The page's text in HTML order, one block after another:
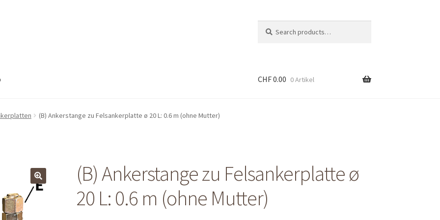
nach:
Mein Konto Shop Warenkorb Warenkorb Warenkorb
CHF0.00 0 Artikel
(B) Ankerstange zu Felsankerplatte ø 20 L: 0.6 m (ohne Mutter)
(B) Ankerstange zu Felsankerplatte ø
20 L: 0.6 m (ohne Mutter)